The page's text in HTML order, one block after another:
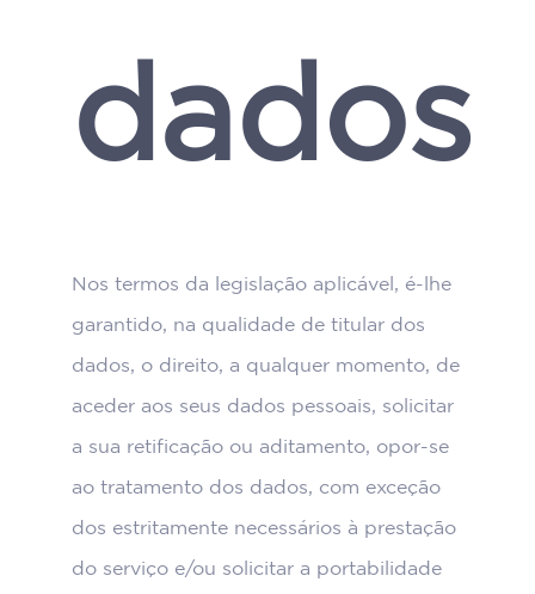
dados
Nos termos da legislação aplicável, é-lhe
garantido, na qualidade de titular dos
dados, o direito, a qualquer momento, de
aceder aos seus dados pessoais, solicitar
a sua retificação ou aditamento, opor-se
ao tratamento dos dados, com exceção
dos estritamente necessários à prestação
do serviço e/ou solicitar a portabilidade